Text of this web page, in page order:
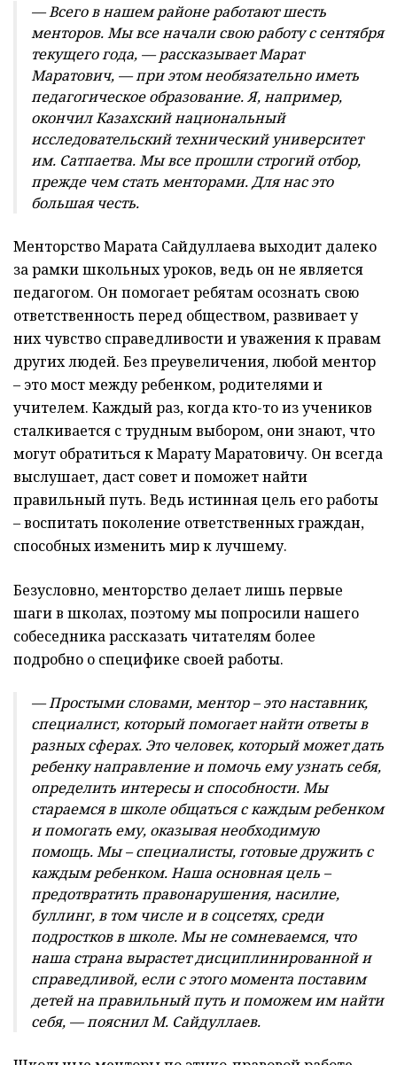
— Всего в нашем районе работают шесть
менторов. Мы все начали свою работу с сентября
текущего года, — рассказывает Марат
Маратович, — при этом необязательно иметь
педагогическое образование. Я, например,
окончил Казахский национальный
исследовательский технический университет
им. Сатпаетва. Мы все прошли строгий отбор,
прежде чем стать менторами. Для нас это
большая честь.
Менторство Марата Сайдуллаева выходит далеко
за рамки школьных уроков, ведь он не является
педагогом. Он помогает ребятам осознать свою
ответственность перед обществом, развивает у
них чувство справедливости и уважения к правам
других людей. Без преувеличения, любой ментор
– это мост между ребенком, родителями и
учителем. Каждый раз, когда кто-то из учеников
сталкивается с трудным выбором, они знают, что
могут обратиться к Марату Маратовичу. Он всегда
выслушает, даст совет и поможет найти
правильный путь. Ведь истинная цель его работы
– воспитать поколение ответственных граждан,
способных изменить мир к лучшему.
Безусловно, менторство делает лишь первые
шаги в школах, поэтому мы попросили нашего
собеседника рассказать читателям более
подробно о специфике своей работы.
— Простыми словами, ментор – это наставник,
специалист, который помогает найти ответы в
разных сферах. Это человек, который может дать
ребенку направление и помочь ему узнать себя,
определить интересы и способности. Мы
стараемся в школе общаться с каждым ребенком
и помогать ему, оказывая необходимую
помощь. Мы – специалисты, готовые дружить с
каждым ребенком. Наша основная цель –
предотвратить правонарушения, насилие,
буллинг, в том числе и в соцсетях, среди
подростков в школе. Мы не сомневаемся, что
наша страна вырастет дисциплинированной и
справедливой, если с этого момента поставим
детей на правильный путь и поможем им найти
себя, — пояснил М. Сайдуллаев.